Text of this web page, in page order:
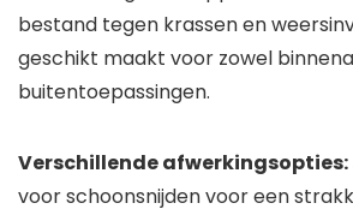
bestand tegen krassen en
geschikt maakt voor zowel
buitentoepassingen.
Verschillende afwerkingsopties:
voor schoonsnijden voor een